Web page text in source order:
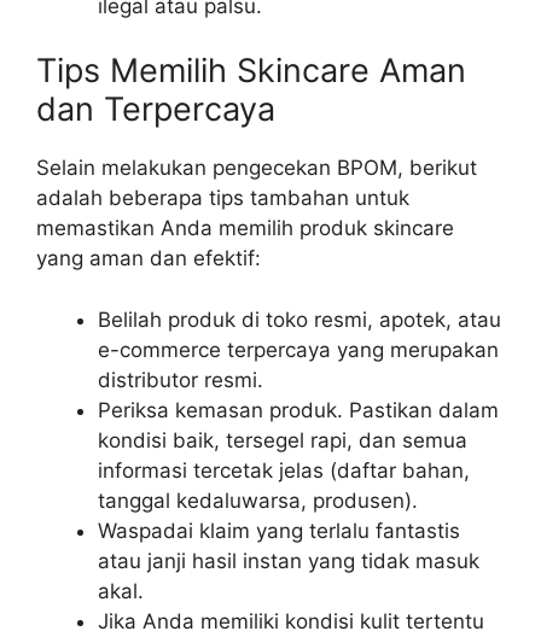
ilegal atau palsu.
Tips Memilih Skincare Aman
dan Terpercaya
Selain melakukan pengecekan BPOM, berikut
adalah beberapa tips tambahan untuk
memastikan Anda memilih produk skincare
yang aman dan efektif:
Belilah produk di toko resmi, apotek, atau
e-commerce terpercaya yang merupakan
distributor resmi.
Periksa kemasan produk. Pastikan dalam
kondisi baik, tersegel rapi, dan semua
informasi tercetak jelas (daftar bahan,
tanggal kedaluwarsa, produsen).
Waspadai klaim yang terlalu fantastis
atau janji hasil instan yang tidak masuk
akal.
Jika Anda memiliki kondisi kulit tertentu